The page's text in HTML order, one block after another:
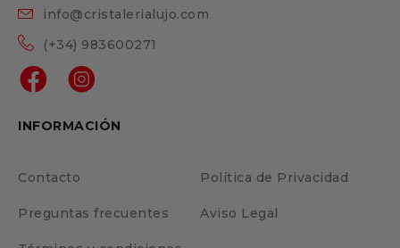
info@cristalerialujo.com
(+34) 983600271
INFORMACIÓN
Contacto Política de Privacidad
Preguntas frecuentes Aviso Legal